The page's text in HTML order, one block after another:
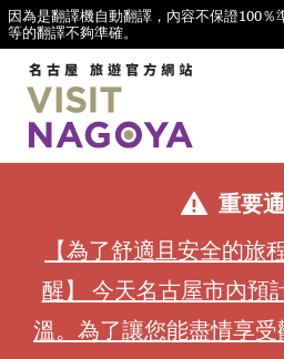
因為是翻譯機自動翻譯，內容不保證100
等的翻譯不夠準確。
重要
【為了舒適且安全的旅
醒】 今天名古屋市內預
溫。為了讓您能盡情享